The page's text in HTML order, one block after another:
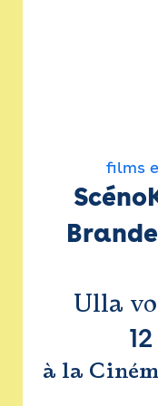
films
Ulla
12
à la